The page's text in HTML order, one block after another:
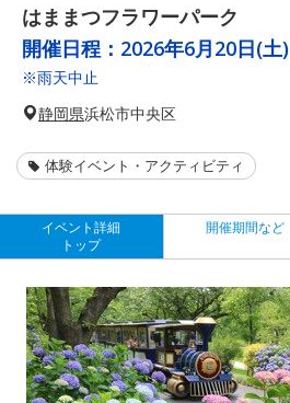
はままつフラワーパーク
開催日程： 2026年6月20日(土)
※雨天中止
静岡県浜松市中央区
体験イベント・アクティビティ
イベント詳細
トップ
開催期間など